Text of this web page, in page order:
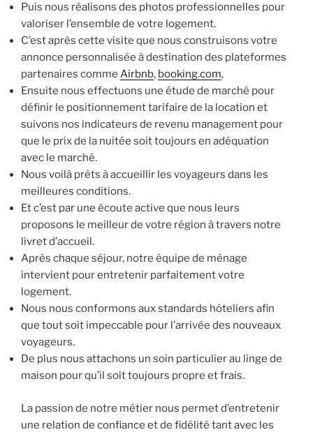
Puis nous réalisons des photos professionnelles pour
valoriser l’ensemble de votre logement.
C’est après cette visite que nous construisons votre
annonce personnalisée à destination des plateformes
partenaires comme Airbnb, booking.com,
Ensuite nous effectuons une étude de marché pour
définir le positionnement tarifaire de la location et
suivons nos indicateurs de revenu management pour
que le prix de la nuitée soit toujours en adéquation
avec le marché.
Nous voilà prêts à accueillir les voyageurs dans les
meilleures conditions.
Et c’est par une écoute active que nous leurs
proposons le meilleur de votre région à travers notre
livret d’accueil.
Après chaque séjour, notre équipe de ménage
intervient pour entretenir parfaitement votre
logement.
Nous nous conformons aux standards hôteliers afin
que tout soit impeccable pour l’arrivée des nouveaux
voyageurs.
De plus nous attachons un soin particulier au linge de
maison pour qu’il soit toujours propre et frais.
La passion de notre métier nous permet d’entretenir
une relation de confiance et de fidélité tant avec les